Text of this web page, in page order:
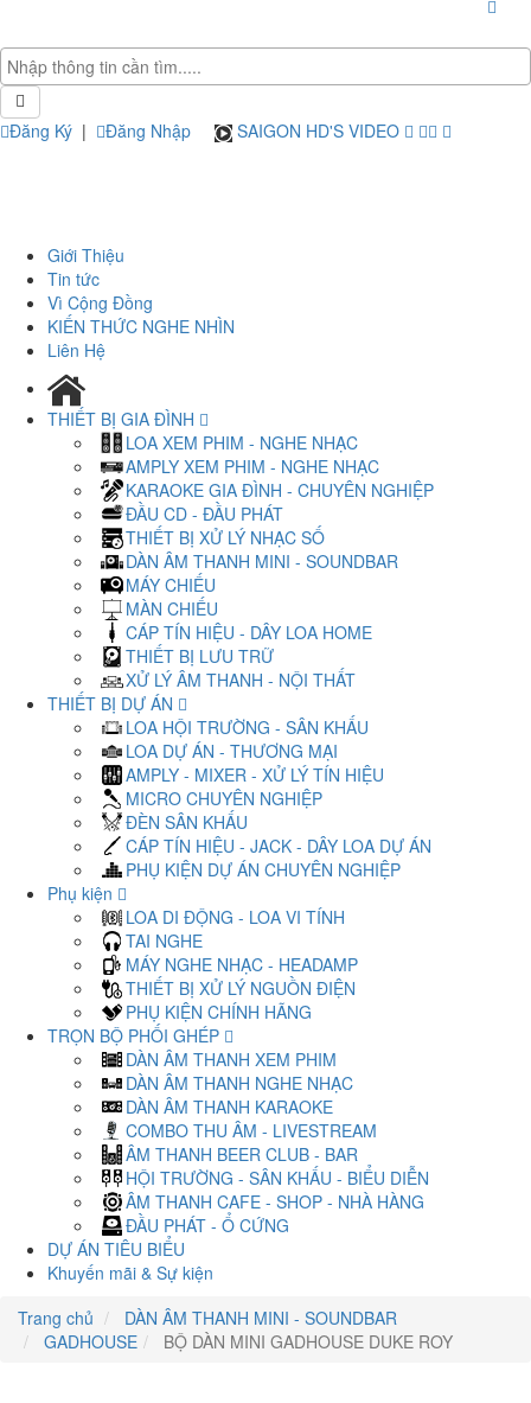
Đăng Ký | Đăng Nhập SAIGON HD'S VIDEO
Giới Thiệu
Tin tức
Vì Cộng Đồng
KIẾN THỨC NGHE NHÌN
Liên Hệ
THIẾT BỊ GIA ĐÌNH
LOA XEM PHIM - NGHE NHẠC
AMPLY XEM PHIM - NGHE NHẠC
KARAOKE GIA ĐÌNH - CHUYÊN NGHIỆP
ĐẦU CD - ĐẦU PHÁT
THIẾT BỊ XỬ LÝ NHẠC SỐ
DÀN ÂM THANH MINI - SOUNDBAR
MÁY CHIẾU
MÀN CHIẾU
CÁP TÍN HIỆU - DÂY LOA HOME
THIẾT BỊ LƯU TRỮ
XỬ LÝ ÂM THANH - NỘI THẤT
THIẾT BỊ DỰ ÁN
LOA HỘI TRƯỜNG - SÂN KHẤU
LOA DỰ ÁN - THƯƠNG MẠI
AMPLY - MIXER - XỬ LÝ TÍN HIỆU
MICRO CHUYÊN NGHIỆP
ĐÈN SÂN KHẤU
CÁP TÍN HIỆU - JACK - DÂY LOA DỰ ÁN
PHỤ KIỆN DỰ ÁN CHUYÊN NGHIỆP
Phụ kiện
LOA DI ĐỘNG - LOA VI TÍNH
TAI NGHE
MÁY NGHE NHẠC - HEADAMP
THIẾT BỊ XỬ LÝ NGUỒN ĐIỆN
PHỤ KIỆN CHÍNH HÃNG
TRỌN BỘ PHỐI GHÉP
DÀN ÂM THANH XEM PHIM
DÀN ÂM THANH NGHE NHẠC
DÀN ÂM THANH KARAOKE
COMBO THU ÂM - LIVESTREAM
ÂM THANH BEER CLUB - BAR
HỘI TRƯỜNG - SÂN KHẤU - BIỂU DIỄN
ÂM THANH CAFE - SHOP - NHÀ HÀNG
ĐẦU PHÁT - Ổ CỨNG
DỰ ÁN TIÊU BIỂU
Khuyến mãi & Sự kiện
Trang chủ
DÀN ÂM THANH MINI - SOUNDBAR
GADHOUSE
BỘ DÀN MINI GADHOUSE DUKE ROY